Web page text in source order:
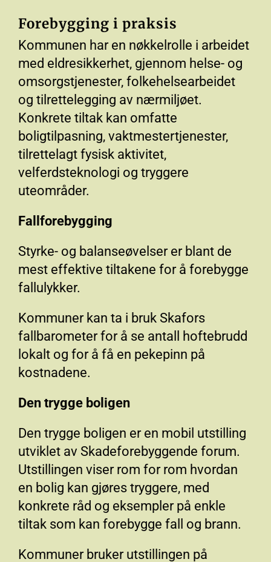
Forebygging i praksis
Kommunen har en nøkkelrolle i arbeidet
med eldresikkerhet, gjennom helse- og
omsorgstjenester, folkehelsearbeidet
og tilrettelegging av nærmiljøet.
Konkrete tiltak kan omfatte
boligtilpasning, vaktmestertjenester,
tilrettelagt fysisk aktivitet,
velferdsteknologi og tryggere
uteområder.
Fallforebygging
Styrke- og balanseøvelser er blant de
mest effektive tiltakene for å forebygge
fallulykker.
Kommuner kan ta i bruk Skafors
fallbarometer for å se antall hoftebrudd
lokalt og for å få en pekepinn på
kostnadene.
Den trygge boligen
Den trygge boligen er en mobil utstilling
utviklet av Skadeforebyggende forum.
Utstillingen viser rom for rom hvordan
en bolig kan gjøres tryggere, med
konkrete råd og eksempler på enkle
tiltak som kan forebygge fall og brann.
Kommuner bruker utstillingen på